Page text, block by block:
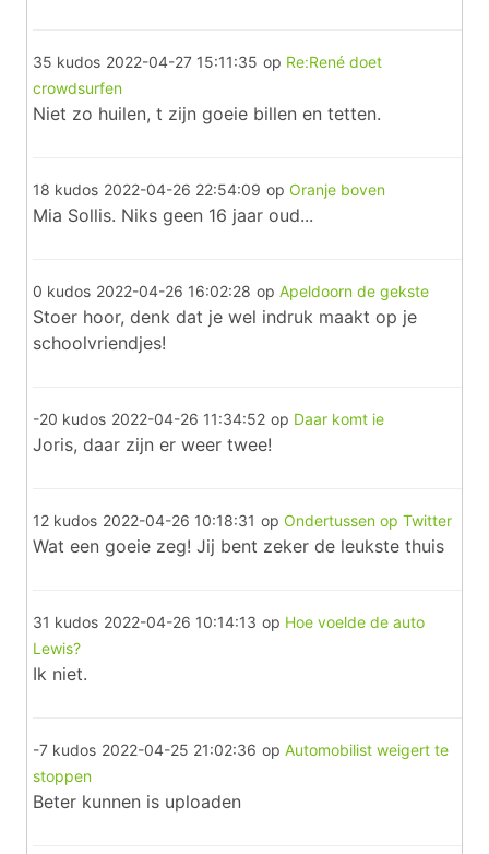
35 kudos 2022-04-27 15:11:35 op Re:René doet
crowdsurfen
Niet zo huilen, t zijn goeie billen en tetten.
18 kudos 2022-04-26 22:54:09 op Oranje boven
Mia Sollis. Niks geen 16 jaar oud...
0 kudos 2022-04-26 16:02:28 op Apeldoorn de gekste
Stoer hoor, denk dat je wel indruk maakt op je
schoolvriendjes!
-20 kudos 2022-04-26 11:34:52 op Daar komt ie
Joris, daar zijn er weer twee!
12 kudos 2022-04-26 10:18:31 op Ondertussen op Twitter
Wat een goeie zeg! Jij bent zeker de leukste thuis
31 kudos 2022-04-26 10:14:13 op Hoe voelde de auto
Lewis?
Ik niet.
-7 kudos 2022-04-25 21:02:36 op Automobilist weigert te
stoppen
Beter kunnen is uploaden